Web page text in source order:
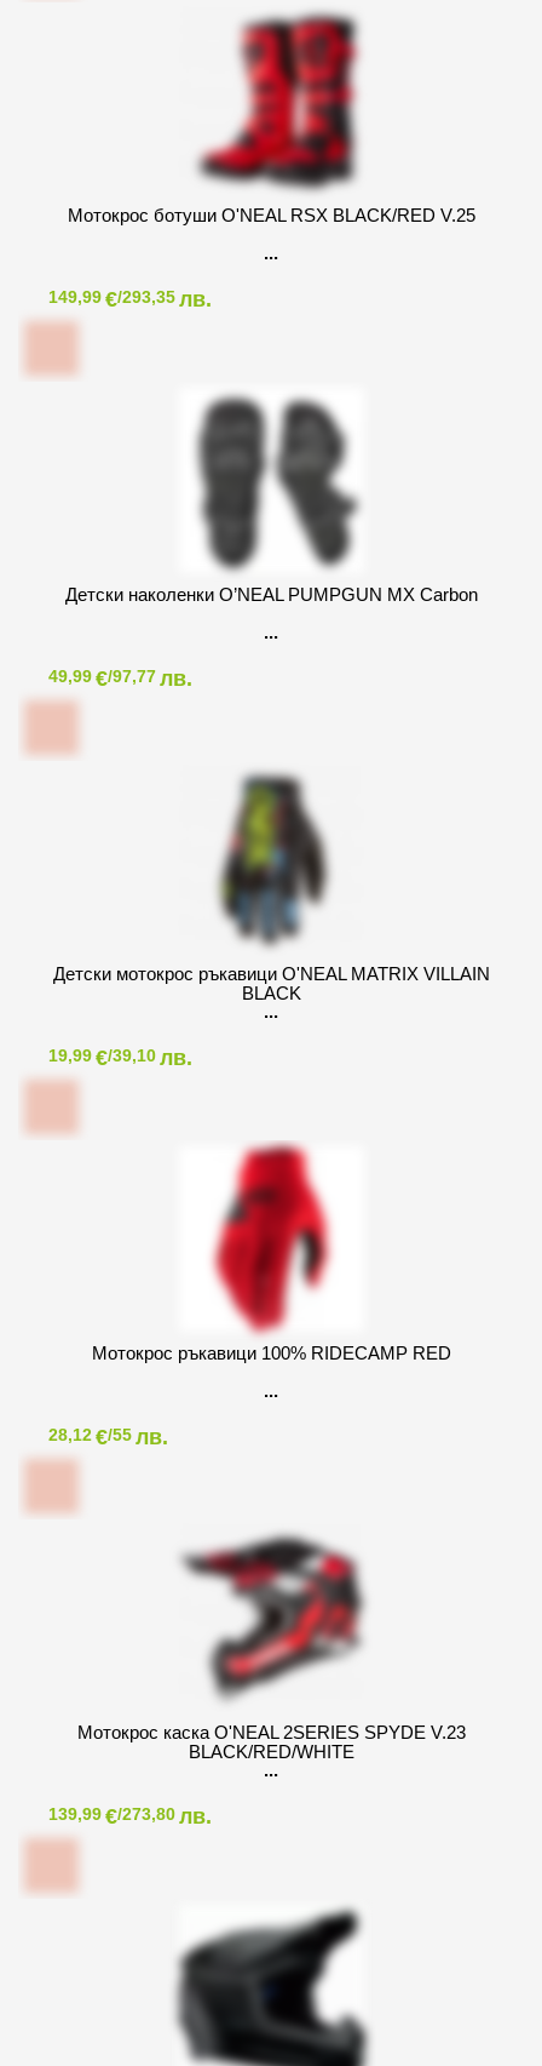
Мотокрос ботуши O'NEAL RSX BLACK/RED V.25
149,99€/293,35лв.
Детски наколенки O’NEAL PUMPGUN MX Carbon
49,99€/97,77лв.
Детски мотокрос ръкавици O'NEAL MATRIX VILLAIN
BLACK
19,99€/39,10лв.
Мотокрос ръкавици 100% RIDECAMP RED
28,12€/55лв.
Мотокрос каска O'NEAL 2SERIES SPYDE V.23
BLACK/RED/WHITE
139,99€/273,80лв.